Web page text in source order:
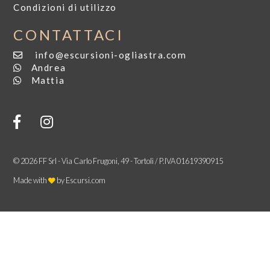
Condizioni di utilizzo
CONTATTACI
info@escursioni-ogliastra.com
Andrea
Mattia
© 2026 FF Srl - Via Carlo Frugoni, 49 - Tortolì / P.IVA 01619390915
Made with
byEscursi.com